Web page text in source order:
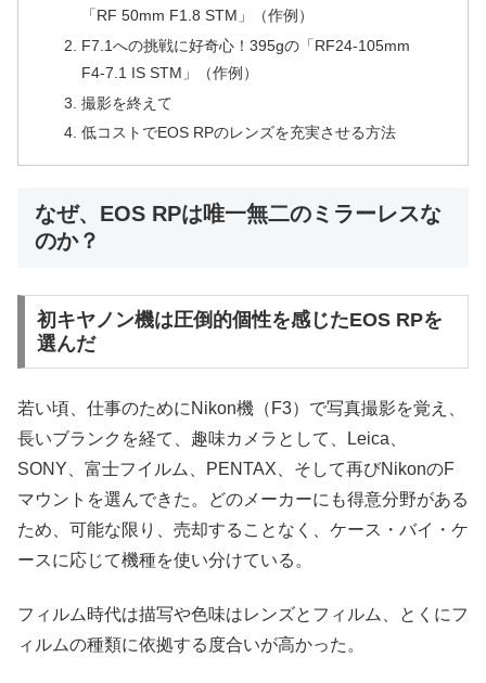
「RF 50mm F1.8 STM」（作例）
F7.1への挑戦に好奇心！395gの「RF24-105mm
F4-7.1 IS STM」（作例）
撮影を終えて
低コストでEOS RPのレンズを充実させる方法
なぜ、EOS RPは唯一無二のミラーレスな
のか？
初キヤノン機は圧倒的個性を感じたEOS RPを
選んだ
若い頃、仕事のためにNikon機（F3）で写真撮影を覚え、
長いブランクを経て、趣味カメラとして、Leica、
SONY、富士フイルム、PENTAX、そして再びNikonのF
マウントを選んできた。どのメーカーにも得意分野がある
ため、可能な限り、売却することなく、ケース・バイ・ケ
ースに応じて機種を使い分けている。
フィルム時代は描写や色味はレンズとフィルム、とくにフ
ィルムの種類に依拠する度合いが高かった。